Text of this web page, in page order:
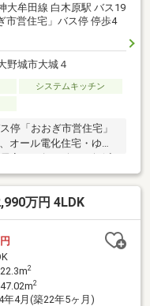
大牟田線 白木原駅 バス19
市営住宅」バス停 停歩4
野城市大城４
システムキッチン
停「おおぎ市営住宅」
オール電化住宅・ゆっ
室への匂い移りを軽減
置き場・カウンター・
和室約8.0帖を配置・各
テラス・バルコニー
洗乾燥機▼周辺環境・
い探しをお手伝いしま
お気軽にお問い合わせ
万円 4LDK
2
2
年4月(築22年5ヶ月)